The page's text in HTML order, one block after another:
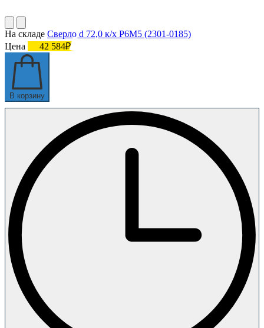
На складе Сверло d 72,0 к/х Р6М5 (2301-0185)
Цена
42 584₽
В корзину